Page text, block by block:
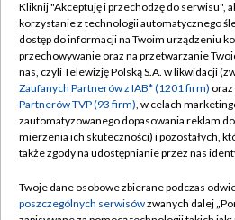
TVP
Abonament TVP
Emisja w TVP
Centrum informacji TVP
Naziemna Telewizja Cyfrowa
Rada Programowa
Regulamin
Polityka
Moje
Pomoc
Kontakt
Kliknij "Akceptuję i przechodzę do serwisu",
korzystanie z technologii automatycznego
dostęp do informacji na Twoim urządzeniu
przechowywanie oraz na przetwarzanie
nas, czyli Telewizję Polską S.A. w likwidacji
Zaufanych Partnerów z IAB* (1201 firm) oraz
Partnerów TVP (93 firm), w celach
zautomatyzowanego dopasowania reklam
mierzenia ich skuteczności) i pozostałych,
także zgody na udostępnianie przez nas
Twoje dane osobowe zbierane podczas
poszczególnych serwisówzwanych dalej